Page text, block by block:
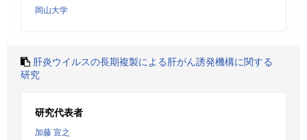
岡山大学
肝炎ウイルスの長期複製による肝がん誘発機構に関する
研究
研究代表者
加藤 宣之